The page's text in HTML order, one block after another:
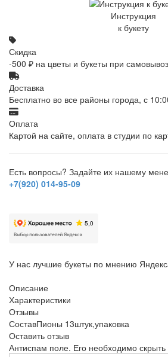
Инструкция
к букету
Скидка
-500 ₽ на цветы и букеты при
Доставка
Бесплатно во все районы города, с
Оплата
Картой на сайте, оплата в студии по
Есть вопросы? Задайте их нашему
+7(920) 014-95-09
У нас лучшие букеты по мнению
Описание
Характеристики
Отзывы
СоставПионы 13штук,упаковка
Оставить отзыв
Антиспам поле. Его необходимо скрыть